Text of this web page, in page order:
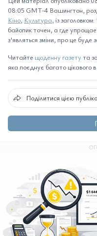
08:05 GMT-4 Вашингтон,
Кіно, Культура, із
байопик точен, а где
з'являться зміни, про це буде
Читайте щоденну газету та
яка поєднує багато цікавого в
Поділитися цією